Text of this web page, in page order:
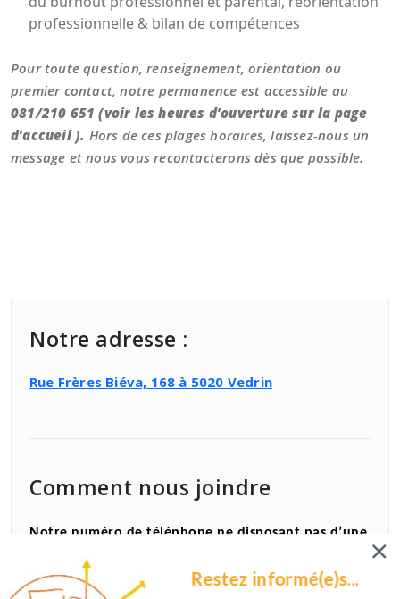
professionnelle & bilan de compétences
Pour toute question, renseignement, orientation ou
premier contact, notre permanence est accessible au
081/210 651 (voir les heures d’ouverture sur la page
d’accueil ). Hors de ces plages horaires, laissez-nous un
message et nous vous recontacterons dès que possible.
Notre adresse :
Rue Frères Biéva, 168 à 5020 Vedrin
Comment nous joindre
Notre numéro de téléphone ne disposant pas d’une
joindre, en fonction de vos besoins.Restez informé(e)s...